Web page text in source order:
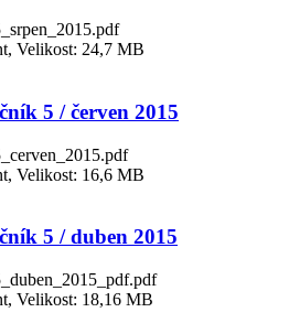
Velikost: 24,7 MB
5 / červen 2015
Velikost: 16,6 MB
5 / duben 2015
Velikost: 18,16 MB